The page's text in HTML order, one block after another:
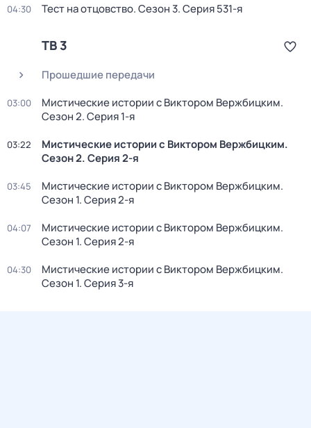
04:30 Тест на отцовство. Сезон 3. Серия 531-я
ТВ 3
Прошедшие передачи
03:00 Мистические истории с Виктором Вержбицким.
Сезон 2. Серия 1-я
03:22 Мистические истории с Виктором Вержбицким.
Сезон 2. Серия 2-я
03:45 Мистические истории с Виктором Вержбицким.
Сезон 1. Серия 2-я
04:07 Мистические истории с Виктором Вержбицким.
Сезон 1. Серия 2-я
04:30 Мистические истории с Виктором Вержбицким.
Сезон 1. Серия 3-я